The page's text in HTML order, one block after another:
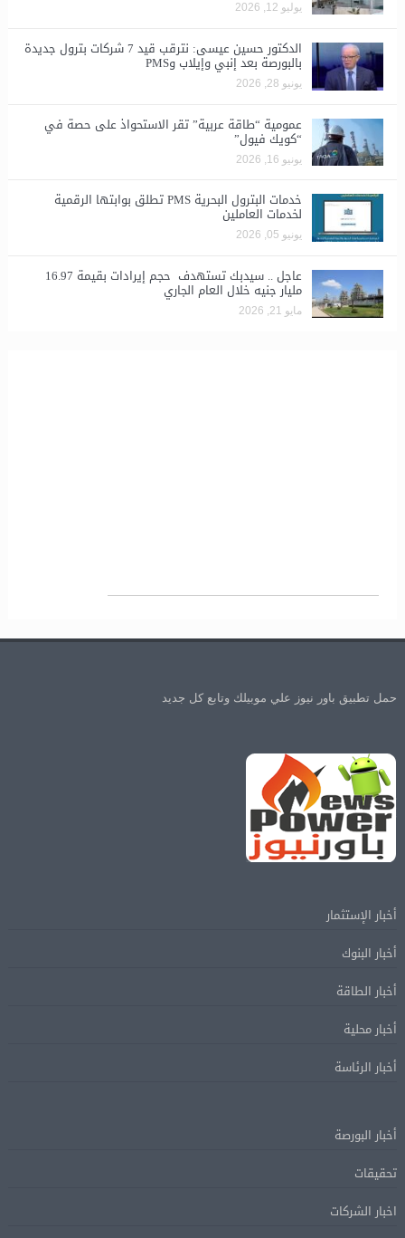
يوليو 12, 2026
الدكتور حسين عيسى: نترقب قيد 7 شركات بترول جديدة
بالبورصة بعد إنبي وإيلاب وPMS
يونيو 28, 2026
​عمومية “طاقة عربية” تقر الاستحواذ على حصة في
“كويك فيول”
يونيو 16, 2026
خدمات البترول البحرية PMS تطلق بوابتها الرقمية
لخدمات العاملين
يونيو 05, 2026
عاجل .. سيدبك تستهدف حجم إيرادات بقيمة 16.97
مليار جنيه خلال العام الجاري
مايو 21, 2026
حمل تطبيق باور نيوز علي موبيلك وتابع كل جديد
أخبار الإستثمار
أخبار البنوك
أخبار الطاقة
أخبار محلية
أخبار الرئاسة
أخبار البورصة
تحقيقات
اخبار الشركات